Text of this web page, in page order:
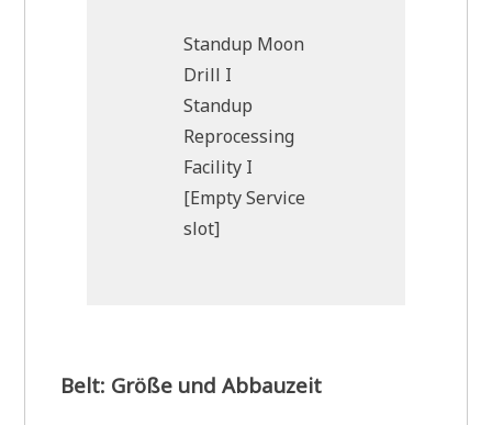
Standup Moon
Drill I
Standup
Reprocessing
Facility I
[Empty Service
slot]
Belt: Größe und Abbauzeit